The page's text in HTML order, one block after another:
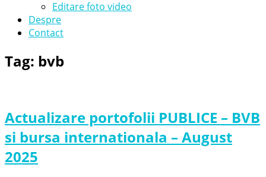
Editare foto video
Despre
Contact
Tag: bvb
Actualizare portofolii PUBLICE – BVB
si bursa internationala – August
2025